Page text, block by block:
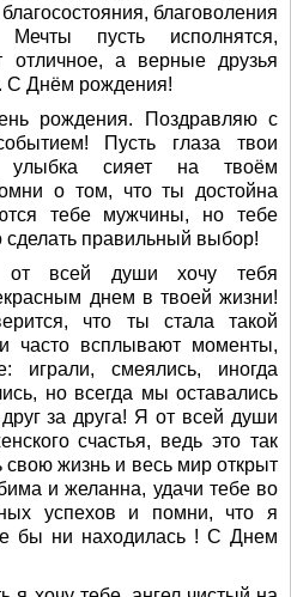
благоволения
Мечты пусть исполнятся,
отличное, а верные друзья
С Днём рождения!
рождения. Поздравляю с
Пусть глаза твои
улыбка сияет на твоём
о том, что ты достойна
тебе мужчины, но тебе
правильный выбор!
от всей души хочу тебя
днем в твоей жизни!
что ты стала такой
часто всплывают моменты,
играли, смеялись, иногда
но всегда мы оставались
за друга! Я от всей души
счастья, ведь это так
жизнь и весь мир открыт
и желанна, удачи тебе во
успехов и помни, что я
бы ни находилась ! С Днем